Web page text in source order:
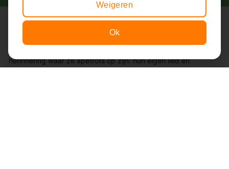
Stichting De Liedjesfabriek
Bij de Liedjesfabriek voelen zieke kinderen zich even beter. Wij
zorgen voor een plezierige afleiding én een tastbare
herinnering waar ze apetrots op zijn: hun eigen lied en
Item toegevoegd aan winkelwagen. Afrekenen
Weigeren
Ok